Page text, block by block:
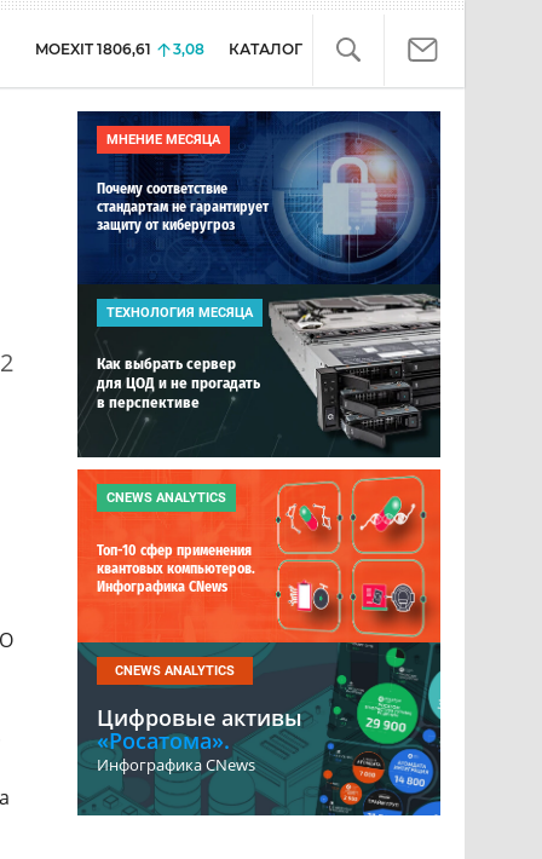
MOEXIT 1806,61 3,08 КАТАЛОГ
МНЕНИЕ МЕСЯЦА
Почему соответствие
стандартам не гарантирует
защиту от киберугроз
ТЕХНОЛОГИЯ МЕСЯЦА
Как выбрать сервер
для ЦОД и не прогадать
в перспективе
CNEWS ANALYTICS
Топ-10 сфер применения
квантовых компьютеров.
Инфографика CNews
CNEWS ANALYTICS
Цифровые активы
«Росатома».
Инфографика CNews